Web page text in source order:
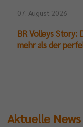
07. August 2026
BR Volleys Story:
mehr als der
Aktuelle News